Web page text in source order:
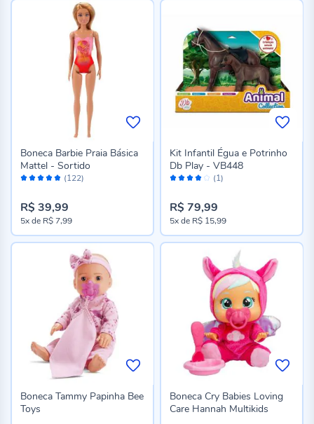
Avaliação: (122)
Boneca Barbie Praia Básica
Mattel - Sortido
R$ 39,99
5xde R$ 7,99
Avaliação: (1)
Kit Infantil Égua e Potrinho
Db Play - VB448
R$ 79,99
5xde R$ 15,99
Boneca Tammy Papinha Bee
Toys
Boneca Cry Babies Loving
Care Hannah Multikids